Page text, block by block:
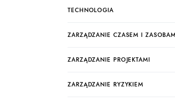
TECHNOLOGIA
ZARZĄDZANIE CZASEM I ZASOBAMI
ZARZĄDZANIE PROJEKTAMI
ZARZĄDZANIE RYZYKIEM